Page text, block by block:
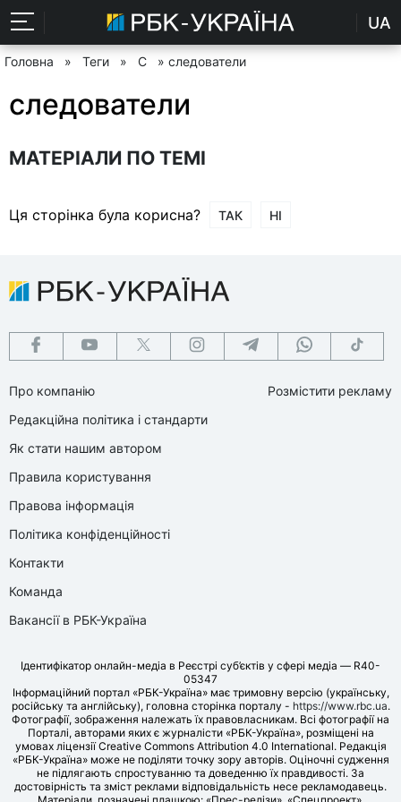
UA
Головна » Теги » С » следователи
следователи
МАТЕРІАЛИ ПО ТЕМІ
Ця сторінка була корисна? ТАК НІ
Про компанію
Редакційна політика і стандарти
Як стати нашим автором
Правила користування
Правова інформація
Політика конфіденційності
Контакти
Команда
Вакансії в РБК-Україна
Розмістити рекламу
Ідентифікатор онлайн-медіа в Реєстрі суб’єктів у сфері медіа — R40-
05347
Інформаційний портал «РБК-Україна» має тримовну версію (українську,
російську та англійську), головна сторінка порталу - https://www.rbc.ua.
Фотографії, зображення належать їх правовласникам. Всі фотографії на
Порталі, авторами яких є журналісти «РБК-Україна», розміщені на
умовах ліцензії Creative Commons Attribution 4.0 International. Редакція
«РБК-Україна» може не поділяти точку зору авторів. Оціночні судження
не підлягають спростуванню та доведенню їх правдивості. За
достовірність та зміст реклами відповідальність несе рекламодавець.